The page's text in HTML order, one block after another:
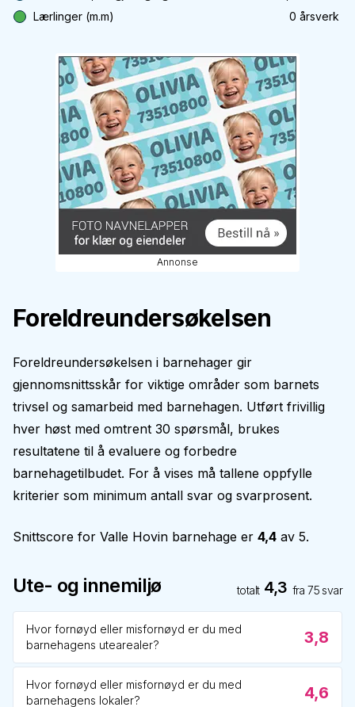
Lærlinger (m.m)
0 årsverk
Annonse
Foreldreundersøkelsen
Foreldreundersøkelsen i barnehager gir
gjennomsnittsskår for viktige områder som barnets
trivsel og samarbeid med barnehagen. Utført frivillig
hver høst med omtrent 30 spørsmål, brukes
resultatene til å evaluere og forbedre
barnehagetilbudet. For å vises må tallene oppfylle
kriterier som minimum antall svar og svarprosent.
Snittscore for Valle Hovin barnehage er 4,4 av 5.
Ute- og innemiljø totalt 4,3 fra75 svar
Hvor fornøyd eller misfornøyd er du med
barnehagens utearealer?
3,8
Hvor fornøyd eller misfornøyd er du med
barnehagens lokaler?
4,6